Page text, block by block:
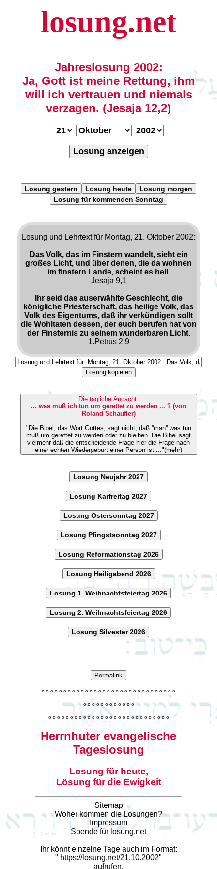
losung.net
Jahreslosung 2002:
Ja, Gott ist meine Rettung, ihm
will ich vertrauen und niemals
verzagen. (Jesaja 12,2)
Losung anzeigen
Losung gestern Losung heute
Losung morgen
Losung für kommenden Sonntag
Losung und Lehrtext für Montag, 21. Oktober 2002:
Das Volk, das im Finstern wandelt, sieht ein
großes Licht, und über denen, die da wohnen
im finstern Lande, scheint es hell.
Jesaja 9,1
Ihr seid das auserwählte Geschlecht, die
königliche Priesterschaft, das heilige Volk, das
Volk des Eigentums, daß ihr verkündigen sollt
die Wohltaten dessen, der euch berufen hat von
der Finsternis zu seinem wunderbaren Licht.
1.Petrus 2,9
Losung kopieren
Die tägliche Andacht
... was muß ich tun um gerettet zu werden ... ? (von
Roland Schaufler)
"Die Bibel, das Wort Gottes, sagt nicht, daß ''man'' was tun
muß um gerettet zu werden oder zu bleiben. Die Bibel sagt
vielmehr daß die entscheidende Frage hier die Frage nach
einer echten Wiedergeburt einer Person ist ..."(mehr)
Losung Neujahr 2027
Losung Karfreitag 2027
Losung Ostersonntag 2027
Losung Pfingstsonntag 2027
Losung Reformationstag 2026
Losung Heiligabend 2026
Losung 1. Weihnachtsfeiertag 2026
Losung 2. Weihnachtsfeiertag 2026
Losung Silvester 2026
Permalink
o o o o o o o o o o o o o o o o o o o o o o o o o o o o o o o
o o o o o o o o o o o o
o o o o o o o o o o o o o o o o o o o o o o o o o o o o
Herrnhuter evangelische
Tageslosung
Losung für heute,
Lösung für die Ewigkeit
Sitemap
Woher kommen die Losungen?
Impressum
Spende für losung.net
Ihr könnt einzelne Tage auch im Format:
" https://losung.net/21.10.2002"
aufrufen.